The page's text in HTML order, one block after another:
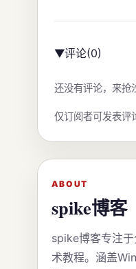
▶评论(0)
还没有评论，来抢
仅订阅者可发表评
ABOUT
spike博客
spike博客专注
术教程。涵盖